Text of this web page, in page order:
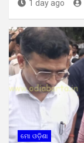
1 day ago
ମୋ ଓଡ଼ିଶା